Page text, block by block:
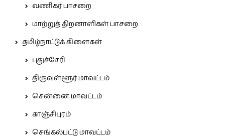
வணிகர் பாசறை
மாற்றுத் திறனாளிகள் பாசறை
தமிழ்நாட்டுக் கிளைகள்
புதுச்சேரி
திருவள்ளூர் மாவட்டம்
சென்னை மாவட்டம்
காஞ்சிபுரம்
செங்கல்பட்டு மாவட்டம்